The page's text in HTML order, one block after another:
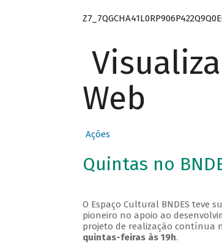
Web
Ações
Quintas no
O Espaço Cultural BNDES teve
pioneiro no apoio ao
projeto de realização contínua
quintas-feiras às 19h.